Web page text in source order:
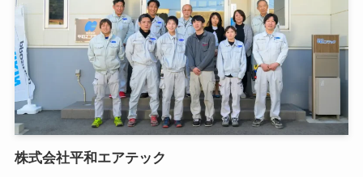
株式会社平和エアテック